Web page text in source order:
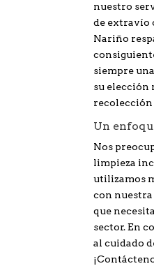
nuestro
de extravío
Nariño
siempre
su elección
recolección
Un
Nos
limpieza
utilizamos
con
que
sector. En
al cuidado